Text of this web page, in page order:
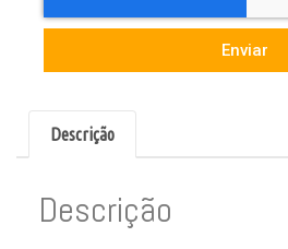
Enviar
Descrição
Descrição